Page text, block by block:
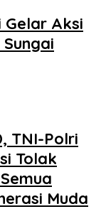
Gelar Aksi
TNI-Polri
Tolak
Muda